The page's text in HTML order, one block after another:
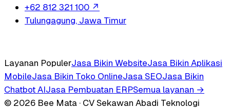
+62 812 321 100 ↗
Tulungagung, Jawa Timur
Layanan PopulerJasa Bikin WebsiteJasa Bikin Aplikasi
MobileJasa Bikin Toko OnlineJasa SEOJasa Bikin
Chatbot AIJasa Pembuatan ERPSemua layanan →
© 2026 Bee Mata · CV Sekawan Abadi Teknologi